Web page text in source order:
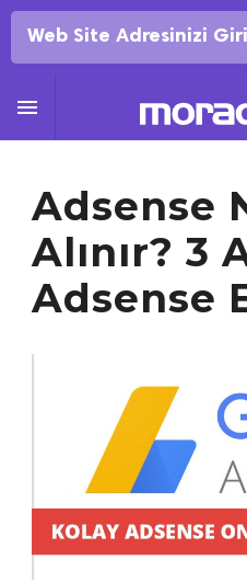

Adsense
Alınır? 3
Adsense